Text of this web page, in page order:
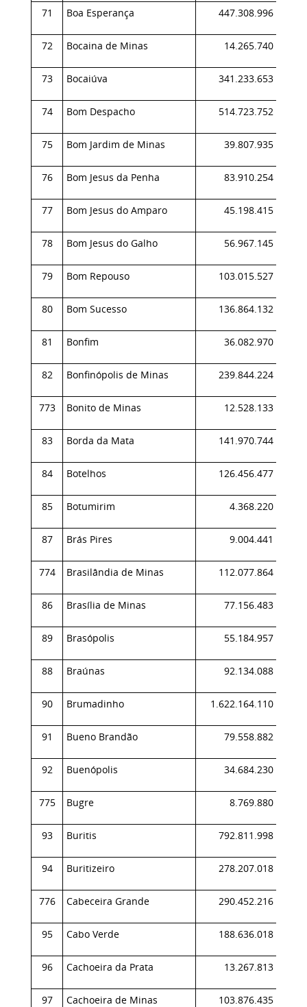
71 Boa Esperança 447.308.996
72 Bocaina de Minas 14.265.740
73 Bocaiúva 341.233.653
74 Bom Despacho 514.723.752
75 Bom Jardim de Minas 39.807.935
76 Bom Jesus da Penha 83.910.254
77 Bom Jesus do Amparo 45.198.415
78 Bom Jesus do Galho 56.967.145
79 Bom Repouso 103.015.527
80 Bom Sucesso 136.864.132
81 Bonfim 36.082.970
82 Bonfinópolis de Minas 239.844.224
773 Bonito de Minas 12.528.133
83 Borda da Mata 141.970.744
84 Botelhos 126.456.477
85 Botumirim 4.368.220
87 Brás Pires 9.004.441
774 Brasilândia de Minas 112.077.864
86 Brasília de Minas 77.156.483
89 Brasópolis 55.184.957
88 Braúnas 92.134.088
90 Brumadinho 1.622.164.110
91 Bueno Brandão 79.558.882
92 Buenópolis 34.684.230
775 Bugre 8.769.880
93 Buritis 792.811.998
94 Buritizeiro 278.207.018
776 Cabeceira Grande 290.452.216
95 Cabo Verde 188.636.018
96 Cachoeira da Prata 13.267.813
97 Cachoeira de Minas 103.876.435